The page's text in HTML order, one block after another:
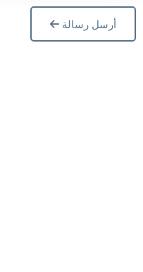
أرسل رسالة